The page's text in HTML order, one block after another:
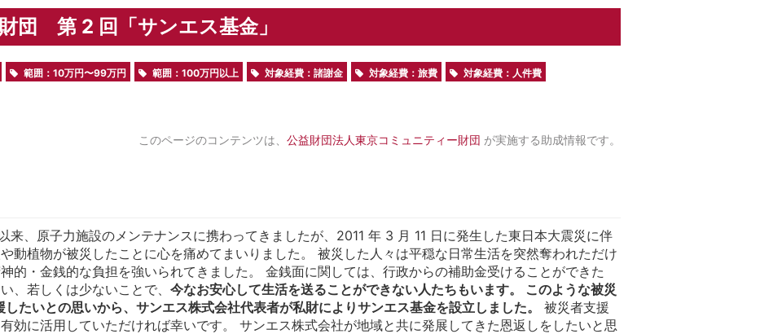
団 第 2 回「サンエス基金」
範囲：10万円〜99万円 範囲：100万円以上 対象経費：諸謝金 対象経費：旅費 対象経費：人件費
このページのコンテンツは、 公益財団法人東京コミュニティー財団 が実施する助成情報です。
来、原子力施設のメンテナンスに携わってきましたが、2011 年 3 月 11 日に発生した東日本大震災に伴
動植物が被災したことに心を痛めてまいりました。 被災した人々は平穏な日常生活を突然奪われただけ
的・金銭的な負担を強いられてきました。 金銭面に関しては、行政からの補助金受けることができた
、若しくは少ないことで、今なお安心して生活を送ることができない人たちもいます。 このような被災
たいとの思いから、サンエス株式会社代表者が私財によりサンエス基金を設立しました。
被災者支援
効に活用していただければ幸いです。 サンエス株式会社が地域と共に発展してきた恩返しをしたいと思